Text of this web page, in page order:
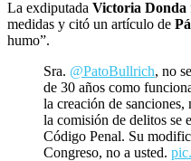
La exdiputada Victoria Donda
medidas y citó un artículo de
humo”.
Sra. @PatoBullrich, no
de 30 años como
la creación de
la comisión de delitos se
Código Penal. Su
Congreso, no a usted.